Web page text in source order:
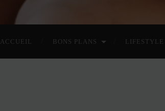
ACCUEIL BONS PLANS LIFESTYLE